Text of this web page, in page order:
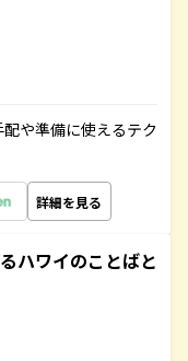
や準備に使えるテク
詳細を見る
ハワイのことばと